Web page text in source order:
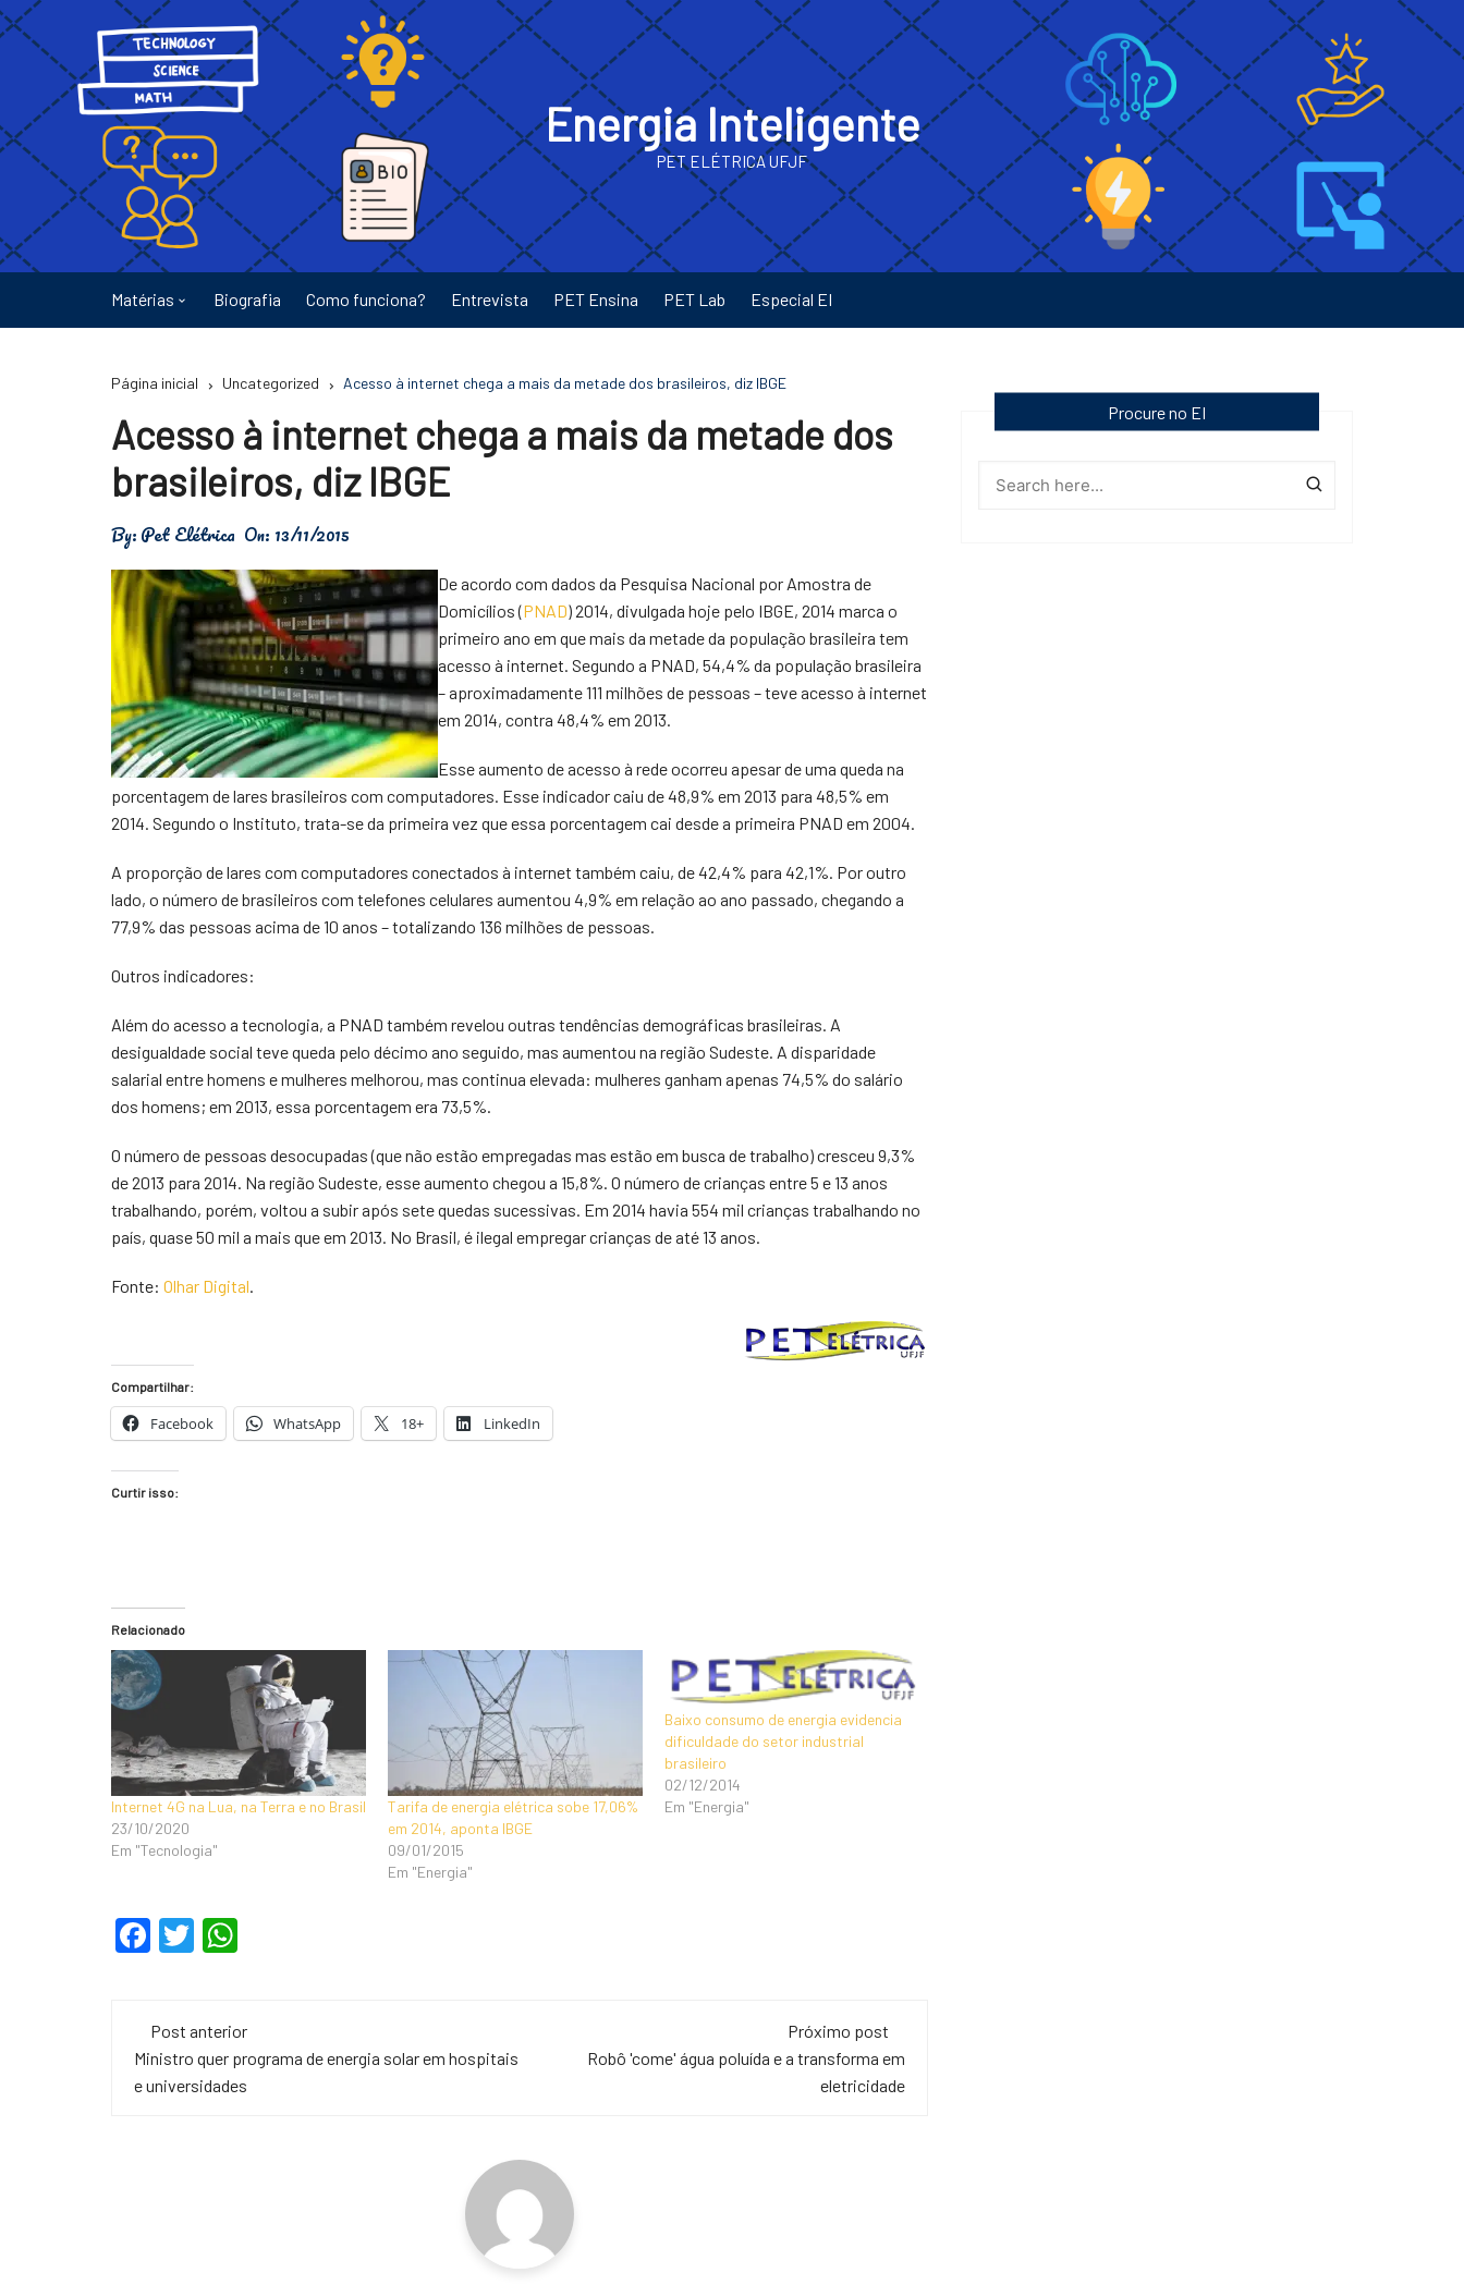
Ir
para
conteúdo
Energia Inteligente
PET ELÉTRICA UFJF
Matérias
Energia
Física
Meio Ambiente
Saúde
Tecnologia
Biografia Como funciona? Entrevista PET Ensina PET Lab Especial EI
Página inicial Uncategorized Acesso à internet chega a mais da metade dos brasileiros, diz IBGE
Acesso à internet chega a mais da metade dos
brasileiros, diz IBGE
By:Pet Elétrica On: 13/11/2015
De acordo com dados da Pesquisa Nacional por Amostra de
Domicílios (PNAD) 2014, divulgada hoje pelo IBGE, 2014 marca o
primeiro ano em que mais da metade da população brasileira tem
acesso à internet. Segundo a PNAD, 54,4% da população brasileira
– aproximadamente 111 milhões de pessoas – teve acesso à internet
em 2014, contra 48,4% em 2013.
Esse aumento de acesso à rede ocorreu apesar de uma queda na
porcentagem de lares brasileiros com computadores. Esse indicador caiu de 48,9% em 2013 para 48,5% em
2014. Segundo o Instituto, trata-se da primeira vez que essa porcentagem cai desde a primeira PNAD em 2004.
A proporção de lares com computadores conectados à internet também caiu, de 42,4% para 42,1%. Por outro
lado, o número de brasileiros com telefones celulares aumentou 4,9% em relação ao ano passado, chegando a
77,9% das pessoas acima de 10 anos – totalizando 136 milhões de pessoas.
Outros indicadores:
Além do acesso a tecnologia, a PNAD também revelou outras tendências demográficas brasileiras. A
desigualdade social teve queda pelo décimo ano seguido, mas aumentou na região Sudeste. A disparidade
salarial entre homens e mulheres melhorou, mas continua elevada: mulheres ganham apenas 74,5% do salário
dos homens; em 2013, essa porcentagem era 73,5%.
O número de pessoas desocupadas (que não estão empregadas mas estão em busca de trabalho) cresceu 9,3%
de 2013 para 2014. Na região Sudeste, esse aumento chegou a 15,8%. O número de crianças entre 5 e 13 anos
trabalhando, porém, voltou a subir após sete quedas sucessivas. Em 2014 havia 554 mil crianças trabalhando no
país, quase 50 mil a mais que em 2013. No Brasil, é ilegal empregar crianças de até 13 anos.
Fonte: Olhar Digital.
Compartilhar:
Facebook WhatsApp 18+ LinkedIn
Curtir isso:
Relacionado
Internet 4G na Lua, na Terra e no Brasil
23/10/2020
Em "Tecnologia"
Tarifa de energia elétrica sobe 17,06%
em 2014, aponta IBGE
09/01/2015
Em "Energia"
Baixo consumo de energia evidencia
dificuldade do setor industrial
brasileiro
02/12/2014
Em "Energia"
F
e
b
T
er s
A
Navegação
de
Post anterior
Ministro quer programa de energia solar em hospitais
e universidades
Próximo post
Robô 'come' água poluída e a transforma em
eletricidade
Procure no EI